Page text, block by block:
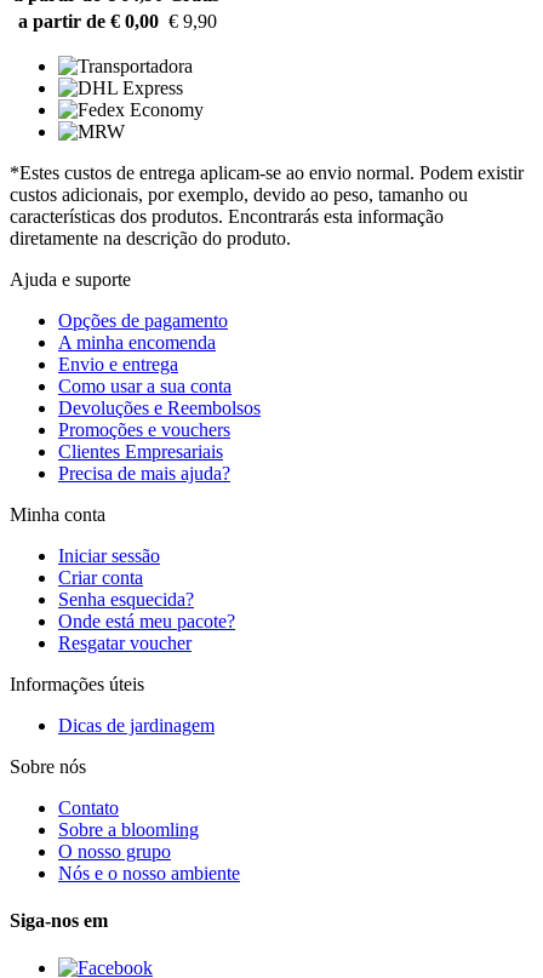
a partir de € 0,00 € 9,90
*Estes custos de entrega aplicam-se ao envio normal. Podem existir
custos adicionais, por exemplo, devido ao peso, tamanho ou
características dos produtos. Encontrarás esta informação
diretamente na descrição do produto.
Ajuda e suporte
Opções de pagamento
A minha encomenda
Envio e entrega
Como usar a sua conta
Devoluções e Reembolsos
Promoções e vouchers
Clientes Empresariais
Precisa de mais ajuda?
Minha conta
Iniciar sessão
Criar conta
Senha esquecida?
Onde está meu pacote?
Resgatar voucher
Informações úteis
Dicas de jardinagem
Sobre nós
Contato
Sobre a bloomling
O nosso grupo
Nós e o nosso ambiente
Siga-nos em